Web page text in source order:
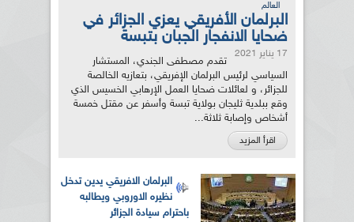
العالم
البرلمان الأفريقي يعزي الجزائر في
ضحايا الانفجار الجبان بتبسة
17 يناير 2021
تقدم مصطفى الجندي، المستشار
السياسي لرئيس البرلمان الإفريقي، بتعازيه الخالصة
للجزائر، و لعائلات ضحايا العمل الإرهابي الخسيس الذي
وقع ببلدية ثليجان بولاية تبسة وأسفر عن مقتل خمسة
أشخاص وإصابة ثلاثة...
اقرأ المزيد
البرلمان الافريقي يدين تدخل
نظيره الاوروبي ويطالبه
باحترام سيادة الجزائر